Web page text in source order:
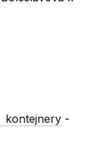
kontejnery -